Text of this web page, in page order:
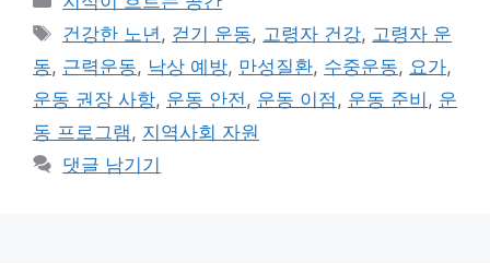
테
리
태
그
건강한 노년, 걷기 운동, 고령자 건강, 고령자 운
동, 근력운동, 낙상 예방, 만성질환, 수중운동, 요가,
운동 권장 사항, 운동 안전, 운동 이점, 운동 준비 , 운
동 프로그램, 지역사회 자원
댓글 남기기